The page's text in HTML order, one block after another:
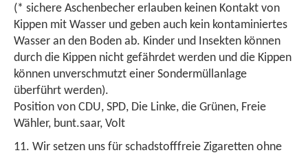
(* sichere Aschenbecher erlauben keinen Kontakt von
Kippen mit Wasser und geben auch kein kontaminiertes
Wasser an den Boden ab. Kinder und Insekten können
durch die Kippen nicht gefährdet werden und die Kippen
können unverschmutzt einer Sondermüllanlage
überführt werden).
Position von CDU, SPD, Die Linke, die Grünen, Freie
Wähler, bunt.saar, Volt
Wir setzen uns für schadstofffreie Zigaretten ohne